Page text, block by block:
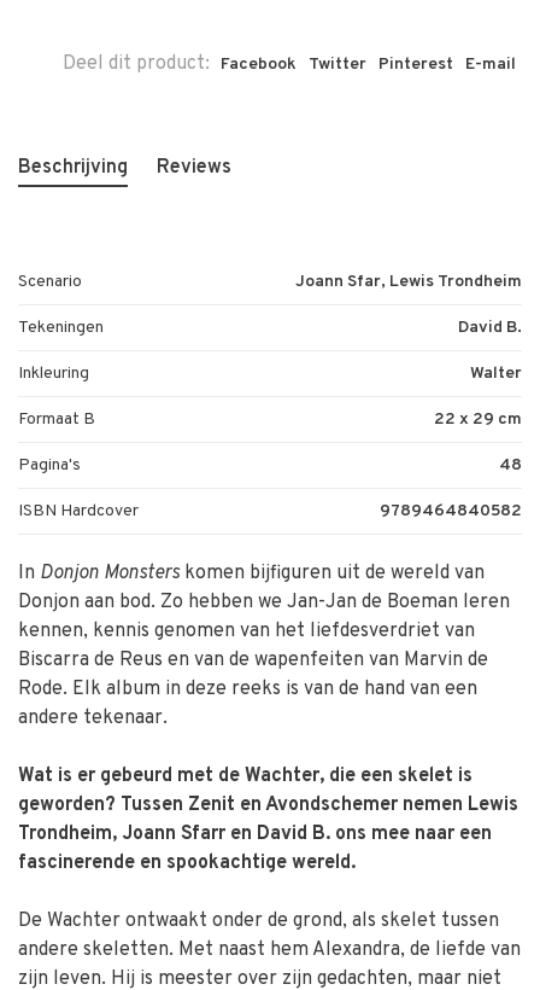
Deel dit product: Facebook Twitter Pinterest E-mail
Beschrijving Reviews
Scenario Joann Sfar, Lewis Trondheim
Tekeningen David B.
Inkleuring Walter
Formaat B 22 x 29 cm
Pagina's 48
ISBN Hardcover 9789464840582
In Donjon Monsterskomen bijfiguren uit de wereld van
Donjon aan bod. Zo hebben we Jan-Jan de Boeman leren
kennen, kennis genomen van het liefdesverdriet van
Biscarra de Reus en van de wapenfeiten van Marvin de
Rode. Elk album in deze reeks is van de hand van een
andere tekenaar.
Wat is er gebeurd met de Wachter, die een skelet is
geworden? Tussen Zenit en Avondschemer nemen Lewis
Trondheim, Joann Sfarr en David B. ons mee naar een
fascinerende en spookachtige wereld.
De Wachter ontwaakt onder de grond, als skelet tussen
andere skeletten. Met naast hem Alexandra, de liefde van
zijn leven. Hij is meester over zijn gedachten, maar niet